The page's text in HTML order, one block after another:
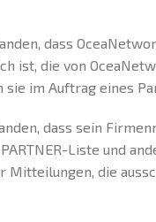
dass
ist, die von
im Auftrag eines
dass sein
Liste und
die